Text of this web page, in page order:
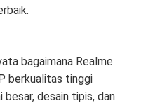
bagaimana Realme
berkualitas tinggi
besar, desain tipis, dan